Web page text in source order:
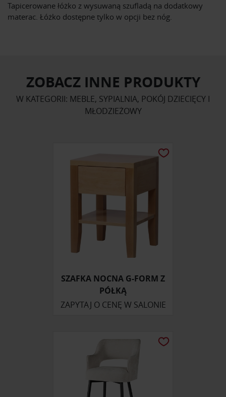
Tapicerowane łóżko z wysuwaną szufladą na dodatkowy
materac. Łóżko dostępne tylko w opcji bez nóg.
ZOBACZ INNE PRODUKTY
W KATEGORII: MEBLE, SYPIALNIA, POKÓJ DZIECIĘCY I
MŁODZIEŻOWY
SZAFKA NOCNA G-FORM Z
PÓŁKĄ
ZAPYTAJ O CENĘ W SALONIE